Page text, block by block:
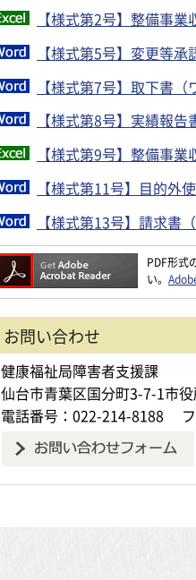
【様式第2号】整備事業
【様式第5号】変更等承
【様式第7号】取下書（
【様式第8号】実績報告
【様式第9号】整備事業
【様式第11号】目的外
【様式第13号】請求書
PDF形式
い。
お問い合わせ
健康福祉局障害者支援課
仙台市青葉区国分町3-7-1市
電話番号：022-214-8188